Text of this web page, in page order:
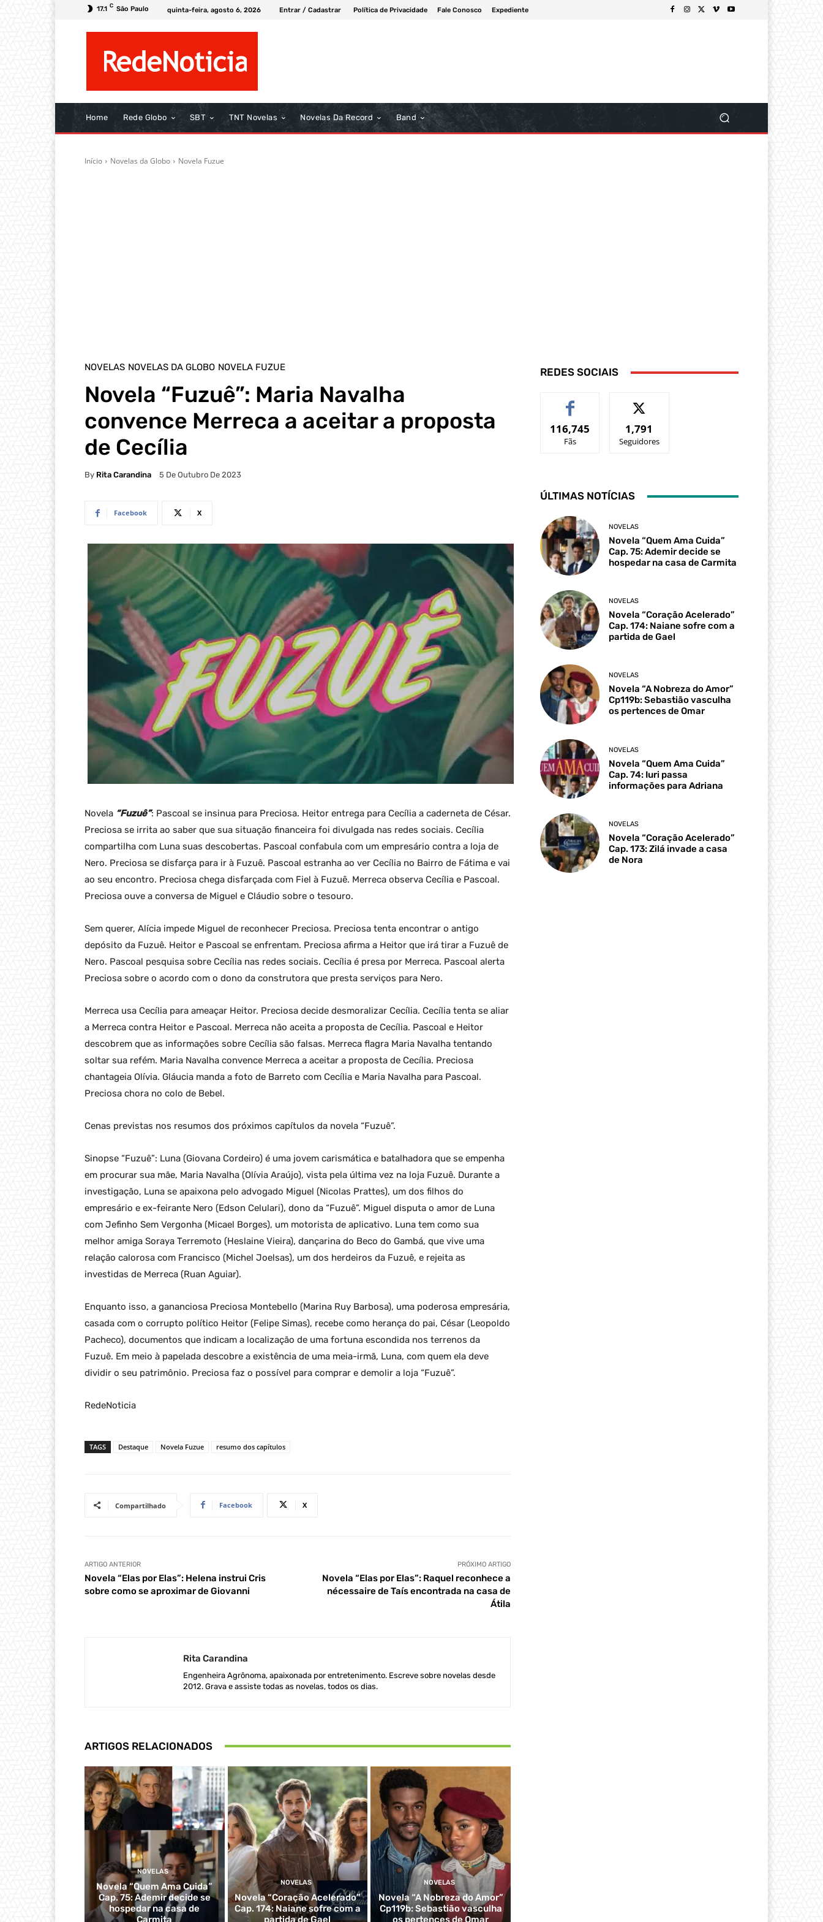
17.1 C São Paulo quinta-feira, agosto 6, 2026 Entrar / Cadastrar Política de Privacidade Fale Conosco Expediente
Home Rede Globo SBT TNT Novelas Novelas Da Record Band
Início Novelas da Globo Novela Fuzue
NOVELAS NOVELAS DA GLOBO NOVELA FUZUE
Novela “Fuzuê”: Maria Navalha
convence Merreca a aceitar a proposta
de Cecília
By Rita Carandina 5 De Outubro De 2023
Facebook X
Novela “Fuzuê”: Pascoal se insinua para Preciosa. Heitor entrega para Cecília a caderneta de César.
Preciosa se irrita ao saber que sua situação financeira foi divulgada nas redes sociais. Cecília
compartilha com Luna suas descobertas. Pascoal confabula com um empresário contra a loja de
Nero. Preciosa se disfarça para ir à Fuzuê. Pascoal estranha ao ver Cecília no Bairro de Fátima e vai
ao seu encontro. Preciosa chega disfarçada com Fiel à Fuzuê. Merreca observa Cecília e Pascoal.
Preciosa ouve a conversa de Miguel e Cláudio sobre o tesouro.
Sem querer, Alícia impede Miguel de reconhecer Preciosa. Preciosa tenta encontrar o antigo
depósito da Fuzuê. Heitor e Pascoal se enfrentam. Preciosa afirma a Heitor que irá tirar a Fuzuê de
Nero. Pascoal pesquisa sobre Cecília nas redes sociais. Cecília é presa por Merreca. Pascoal alerta
Preciosa sobre o acordo com o dono da construtora que presta serviços para Nero.
Merreca usa Cecília para ameaçar Heitor. Preciosa decide desmoralizar Cecília. Cecília tenta se aliar
a Merreca contra Heitor e Pascoal. Merreca não aceita a proposta de Cecília. Pascoal e Heitor
descobrem que as informações sobre Cecília são falsas. Merreca flagra Maria Navalha tentando
soltar sua refém. Maria Navalha convence Merreca a aceitar a proposta de Cecília. Preciosa
chantageia Olívia. Gláucia manda a foto de Barreto com Cecília e Maria Navalha para Pascoal.
Preciosa chora no colo de Bebel.
Cenas previstas nos resumos dos próximos capítulos da novela “Fuzuê”.
Sinopse “Fuzuê”: Luna (Giovana Cordeiro) é uma jovem carismática e batalhadora que se empenha
em procurar sua mãe, Maria Navalha (Olívia Araújo), vista pela última vez na loja Fuzuê. Durante a
investigação, Luna se apaixona pelo advogado Miguel (Nicolas Prattes), um dos filhos do
empresário e ex-feirante Nero (Edson Celulari), dono da “Fuzuê”. Miguel disputa o amor de Luna
com Jefinho Sem Vergonha (Micael Borges), um motorista de aplicativo. Luna tem como sua
melhor amiga Soraya Terremoto (Heslaine Vieira), dançarina do Beco do Gambá, que vive uma
relação calorosa com Francisco (Michel Joelsas), um dos herdeiros da Fuzuê, e rejeita as
investidas de Merreca (Ruan Aguiar).
Enquanto isso, a gananciosa Preciosa Montebello (Marina Ruy Barbosa), uma poderosa empresária,
casada com o corrupto político Heitor (Felipe Simas), recebe como herança do pai, César (Leopoldo
Pacheco), documentos que indicam a localização de uma fortuna escondida nos terrenos da
Fuzuê. Em meio à papelada descobre a existência de uma meia-irmã, Luna, com quem ela deve
dividir o seu patrimônio. Preciosa faz o possível para comprar e demolir a loja “Fuzuê”.
RedeNoticia
TAGS Destaque Novela Fuzue resumo dos capítulos
Compartilhado Facebook X
ARTIGO ANTERIOR
Novela “Elas por Elas”: Helena instrui Cris
sobre como se aproximar de Giovanni
PRÓXIMO ARTIGO
Novela “Elas por Elas”: Raquel reconhece a
nécessaire de Taís encontrada na casa de
Átila
Rita Carandina
Engenheira Agrônoma, apaixonada por entretenimento. Escreve sobre novelas desde
2012. Grava e assiste todas as novelas, todos os dias.
ARTIGOS RELACIONADOS
NOVELAS
Novela “Quem Ama Cuida”
Cap. 75: Ademir decide se
hospedar na casa de
Carmita
NOVELAS
Novela “Coração Acelerado”
Cap. 174: Naiane sofre com a
partida de Gael
NOVELAS
Novela “A Nobreza do Amor”
Cp119b: Sebastião vasculha
os pertences de Omar
REDES SOCIAIS
116,745
Fãs
1,791
Seguidores
ÚLTIMAS NOTÍCIAS
NOVELAS
Novela “Quem Ama Cuida”
Cap. 75: Ademir decide se
hospedar na casa de Carmita
NOVELAS
Novela “Coração Acelerado”
Cap. 174: Naiane sofre com a
partida de Gael
NOVELAS
Novela “A Nobreza do Amor”
Cp119b: Sebastião vasculha
os pertences de Omar
NOVELAS
Novela “Quem Ama Cuida”
Cap. 74: Iuri passa
informações para Adriana
NOVELAS
Novela “Coração Acelerado”
Cap. 173: Zilá invade a casa
de Nora